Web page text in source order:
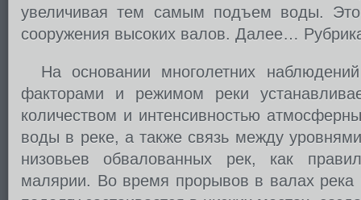
увеличивая тем самым подъем воды. Это
сооружения высоких валов. Далее…
На основании многолетних
факторами и режимом реки
количеством и интенсивностью
воды в реке, а также связь между
низовьев обвалованных рек, как
малярии. Во время прорывов в валах река